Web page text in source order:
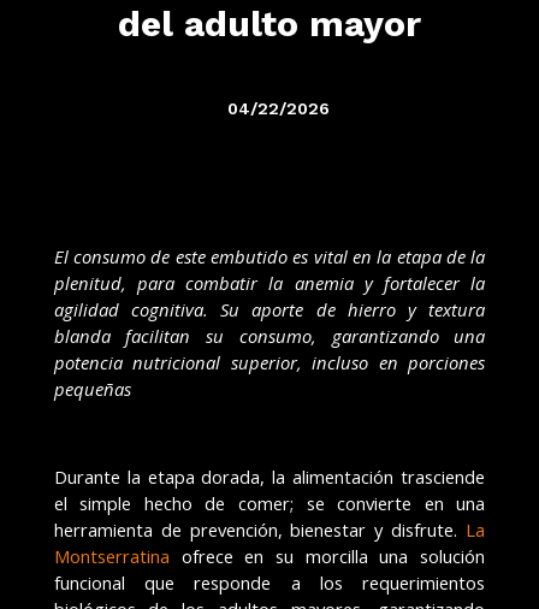
del adulto mayor
04/22/2026
El consumo de este embutido es vital en la etapa de la
plenitud, para combatir la anemia y fortalecer la
agilidad cognitiva. Su aporte de hierro y textura
blanda facilitan su consumo, garantizando una
potencia nutricional superior, incluso en porciones
pequeñas
Durante la etapa dorada, la alimentación trasciende
el simple hecho de comer; se convierte en una
herramienta de prevención, bienestar y disfrute. La
Montserratina ofrece en su morcilla una solución
funcional que responde a los requerimientos